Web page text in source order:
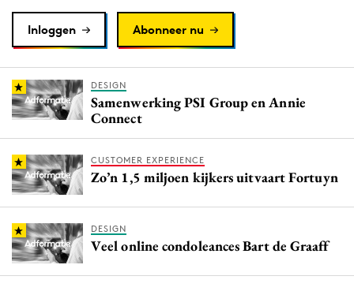
Reputatie & crisis
Inloggen Abonneer nu
DESIGN
Samenwerking PSI Group en Annie
Connect
CUSTOMER EXPERIENCE
Zo’n 1,5 miljoen kijkers uitvaart Fortuyn
DESIGN
Veel online condoleances Bart de Graaff